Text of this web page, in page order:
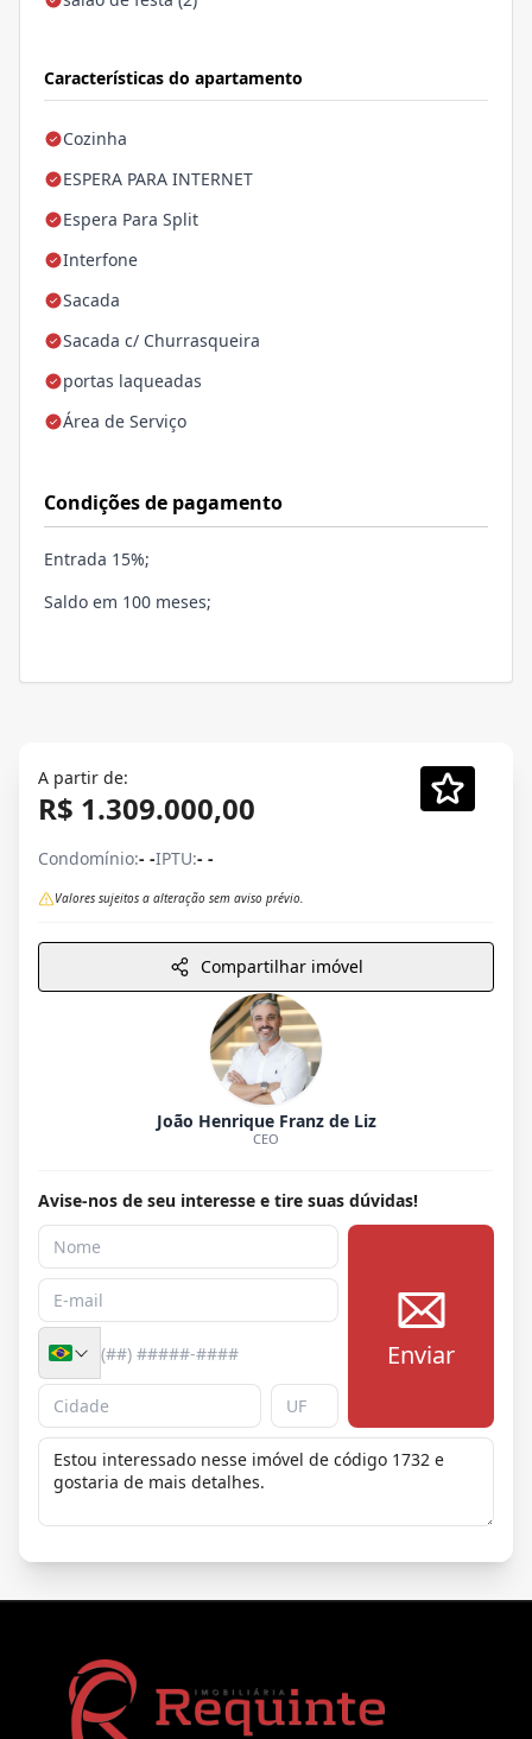
Características do apartamento
Cozinha
ESPERA PARA INTERNET
Espera Para Split
Interfone
Sacada
Sacada c/ Churrasqueira
portas laqueadas
Área de Serviço
Condições de pagamento
Entrada 15%;
Saldo em 100 meses;
A partir de:
R$ 1.309.000,00
Condomínio:- -IPTU:- -
Valores sujeitos a alteração sem aviso prévio.
Compartilhar imóvel
João Henrique Franz de Liz
CEO
Avise-nos de seu interesse e tire suas dúvidas!
Enviar